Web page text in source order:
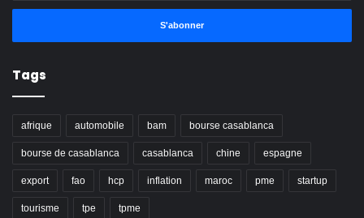
adresse
Tags
afrique automobile bam bourse casablanca
bourse de casablanca casablanca chine espagne
export fao hcp inflation maroc pme startup
tourisme tpe tpme